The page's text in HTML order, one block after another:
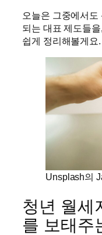
오늘은 그중에서도
되는 대표 제도들
쉽게 정리해볼게요.
Unsplash의
청년 월세
를 보태주